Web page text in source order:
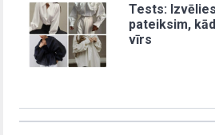
Tests:
pateiksim,
vīrs